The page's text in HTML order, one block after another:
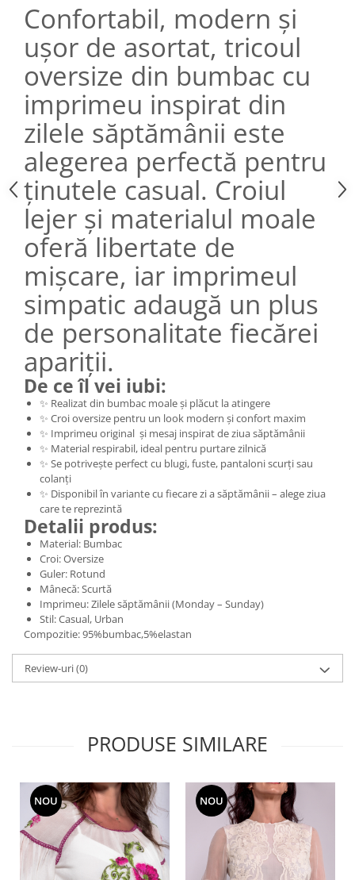
Confortabil, modern și
ușor de asortat, tricoul
oversize din bumbac cu
imprimeu inspirat din
zilele săptămânii este
alegerea perfectă pentru
ținutele casual. Croiul
lejer și materialul moale
oferă libertate de
mișcare, iar imprimeul
simpatic adaugă un plus
de personalitate fiecărei
apariții.
De ce îl vei iubi:
✨ Realizat din bumbac moale și plăcut la atingere
✨ Croi oversize pentru un look modern și confort maxim
✨ Imprimeu original și mesaj inspirat de ziua săptămânii
✨ Material respirabil, ideal pentru purtare zilnică
✨ Se potrivește perfect cu blugi, fuste, pantaloni scurți sau
colanți
✨ Disponibil în variante cu fiecare zi a săptămânii – alege ziua
care te reprezintă
Detalii produs:
Material: Bumbac
Croi: Oversize
Guler: Rotund
Mânecă: Scurtă
Imprimeu: Zilele săptămânii (Monday – Sunday)
Stil: Casual, Urban
Compozitie: 95%bumbac,5%elastan
Review-uri(0)
PRODUSE SIMILARE
NOU NOU